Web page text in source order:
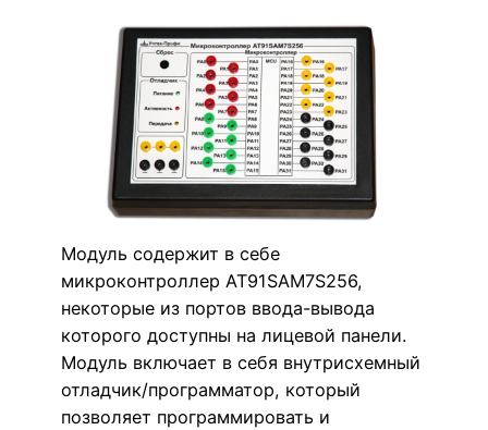
Модуль содержит в себе
микроконтроллер AT91SAM7S256,
некоторые из портов ввода-вывода
которого доступны на лицевой панели.
Модуль включает в себя внутрисхемный
отладчик/программатор, который
позволяет программировать и